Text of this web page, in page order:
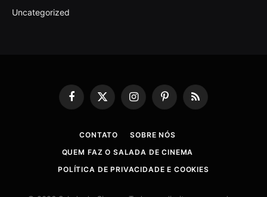
Uncategorized
Facebook
X
(Twitter)
InstagramPinterestRSS
CONTATO
SOBRE NÓS
QUEM FAZ O SALADA DE CINEMA
POLÍTICA DE PRIVACIDADE E COOKIES